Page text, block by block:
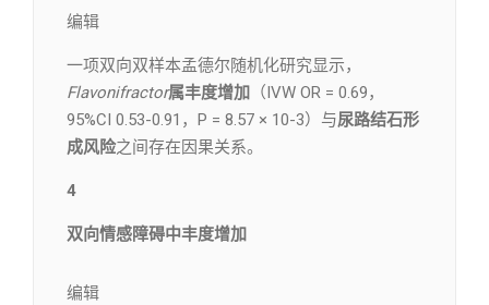
编辑​
一项双向双样本孟德尔随机化研究显示，
Flavonifractor属丰度增加
（IVW OR = 0.69，
95%CI 0.53-0.91，P = 8.57 × 10-3）与尿路结石形
成风险之间存在因果关系。
4
双向情感障碍中丰度增加
编辑​